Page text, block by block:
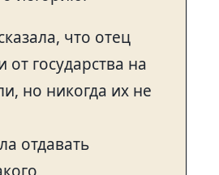
что отец
от государства на
но никогда их не
отдавать